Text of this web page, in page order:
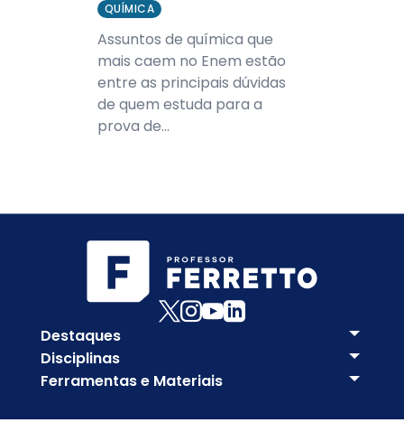
QUÍMICA
Assuntos de química que
mais caem no Enem estão
entre as principais dúvidas
de quem estuda para a
prova de...
Destaques
Disciplinas
Ferramentas e Materiais